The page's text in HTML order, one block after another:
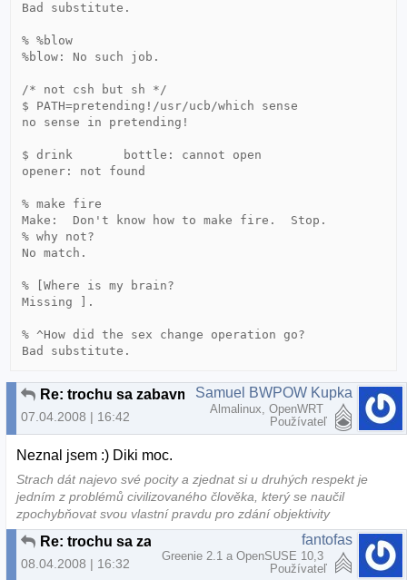
Bad substitute.
% %blow
%blow: No such job.
/* not csh but sh */
$ PATH=pretending!/usr/ucb/which sense
no sense in pretending!
$ drink       bottle: cannot open
opener: not found
% make fire
Make:  Don't know how to make fire.  Stop.
% why not?
No match.
% [Where is my brain?
Missing ].
% ^How did the sex change operation go?
Bad substitute.
Re: trochu sa zabavme :-D
07.04.2008 | 16:42
Samuel BWPOW Kupka
Almalinux, OpenWRT
Používateľ
Neznal jsem :) Diki moc.
Strach dát najevo své pocity a zjednat si u druhých respekt je
jedním z problémů civilizovaného člověka, který se naučil
zpochybňovat svou vlastní pravdu pro zdání objektivity
Re: trochu sa zabavme :-D
08.04.2008 | 16:32
fantofas
Greenie 2.1 a OpenSUSE 10,3
Používateľ